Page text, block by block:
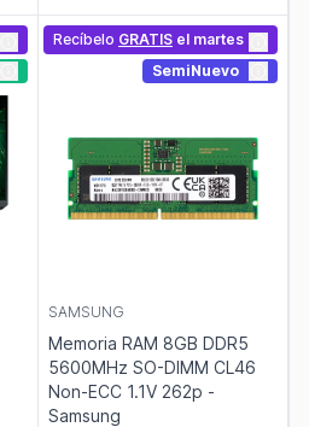
Recíbelo GRATIS el martes
SemiNuevo
SAMSUNG
Memoria RAM 8GB DDR5
5600MHz SO-DIMM CL46
Non-ECC 1.1V 262p -
Samsung